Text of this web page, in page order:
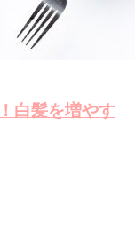
白髪を増やす